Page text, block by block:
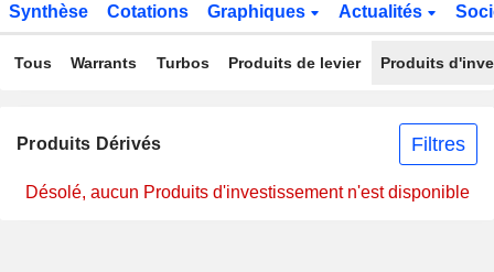
Synthèse Cotations Graphiques Actualités
Tous Warrants Turbos Produits de levier Produits
Produits Dérivés Filtres
Désolé, aucun Produits d'investissement n'est disponible